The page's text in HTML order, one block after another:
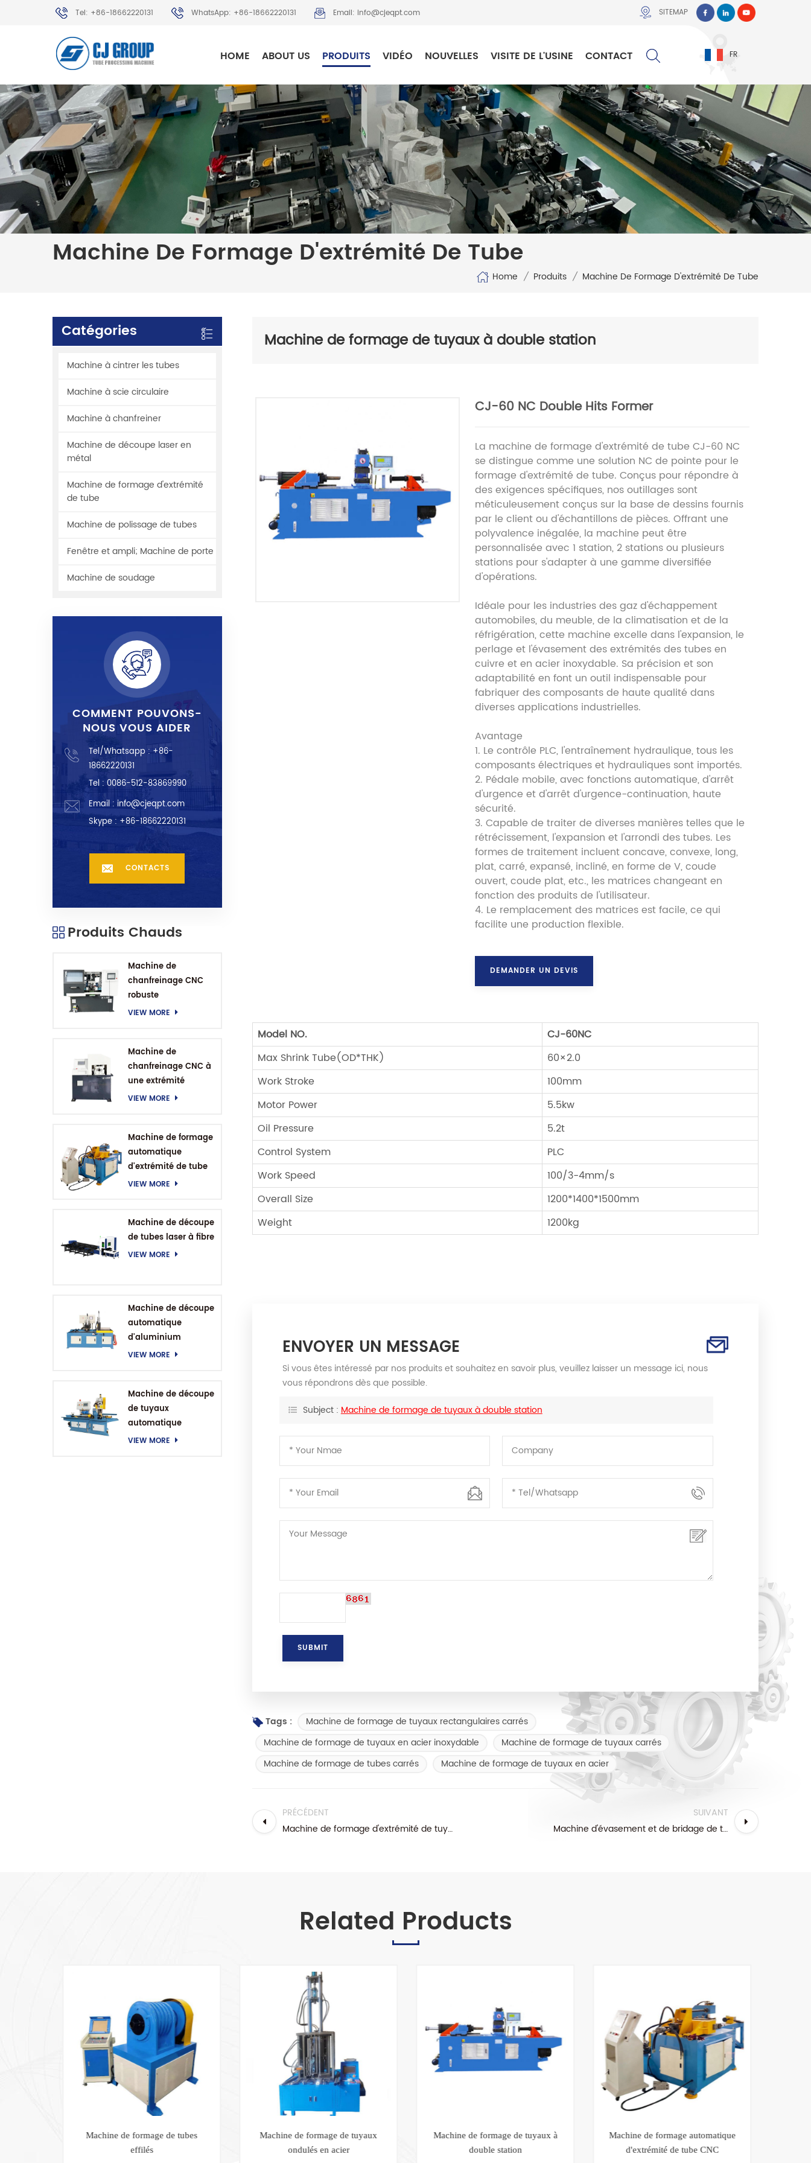
Tel: +86-18662220131 WhatsApp: +86-18662220131 Email: info@cjeqpt.com SITEMAP
FR
HOME ABOUT US PRODUITS VIDÉO NOUVELLES VISITE DE L'USINE CONTACT
Machine De Formage D'extrémité De Tube
Home / Produits / Machine De Formage D'extrémité De Tube
Catégories
Machine à cintrer les tubes
Machine à scie circulaire
Machine à chanfreiner
Machine de découpe laser en
métal
Machine de formage d'extrémité
de tube
Machine de polissage de tubes
Fenêtre et ampli; Machine de porte
Machine de soudage
COMMENT POUVONS-
NOUS VOUS AIDER
Tel/Whatsapp :+86-
18662220131
Tel : 0086-512-83869990
Email : info@cjeqpt.com
Skype : +86-18662220131
CONTACTS
Produits Chauds
Machine de
chanfreinage CNC
robuste
VIEW MORE
Machine de
chanfreinage CNC à
une extrémité
VIEW MORE
Machine de formage
automatique
d'extrémité de tube
CNC
VIEW MORE
Machine de découpe
de tubes laser à fibre
VIEW MORE
Machine de découpe
automatique
d'aluminium
VIEW MORE
Machine de découpe
de tuyaux
automatique
VIEW MORE
Machine de formage de tuyaux à double station
CJ-60 NC Double Hits Former
La machine de formage d'extrémité de tube CJ-60 NC
se distingue comme une solution NC de pointe pour le
formage d'extrémité de tube. Conçus pour répondre à
des exigences spécifiques, nos outillages sont
méticuleusement conçus sur la base de dessins fournis
par le client ou d'échantillons de pièces. Offrant une
polyvalence inégalée, la machine peut être
personnalisée avec 1 station, 2 stations ou plusieurs
stations pour s'adapter à une gamme diversifiée
d'opérations.
Idéale pour les industries des gaz d'échappement
automobiles, du meuble, de la climatisation et de la
réfrigération, cette machine excelle dans l'expansion, le
perlage et l'évasement des extrémités des tubes en
cuivre et en acier inoxydable. Sa précision et son
adaptabilité en font un outil indispensable pour
fabriquer des composants de haute qualité dans
diverses applications industrielles.
Avantage
1. Le contrôle PLC, l'entraînement hydraulique, tous les
composants électriques et hydrauliques sont importés.
2. Pédale mobile, avec fonctions automatique, d'arrêt
d'urgence et d'arrêt d'urgence-continuation, haute
sécurité.
3. Capable de traiter de diverses manières telles que le
rétrécissement, l'expansion et l'arrondi des tubes. Les
formes de traitement incluent concave, convexe, long,
plat, carré, expansé, incliné, en forme de V, coude
ouvert, coude plat, etc., les matrices changeant en
fonction des produits de l'utilisateur.
4. Le remplacement des matrices est facile, ce qui
facilite une production flexible.
DEMANDER UN DEVIS
Model NO. CJ-60NC
Max Shrink Tube(OD*THK)
60×2.0
Work Stroke
100mm
Motor Power
5.5kw
Oil Pressure
5.2t
Control System
PLC
Work Speed
100/3-4mm/s
Overall Size
1200*1400*1500mm
Weight
1200kg
ENVOYER UN MESSAGE
Si vous êtes intéressé par nos produits et souhaitez en savoir plus, veuillez laisser un message ici, nous
vous répondrons dès que possible.
Subject :Machine de formage de tuyaux à double station
Tags :
Machine de formage de tuyaux rectangulaires carrés
Machine de formage de tuyaux en acier inoxydable
Machine de formage de tuyaux carrés
Machine de formage de tubes carrés
Machine de formage de tuyaux en acier
PRÉCÉDENT
Machine de formage d'extrémité de tuyau à coup unique
SUIVANT
Machine d'évasement et de bridage de tubes à 3 coups
Related Products
Machine de formage de tubes
effilés
Machine de formage de tuyaux
ondulés en acier
Machine de formage de tuyaux à
double station
Machine de formage automatique
d'extrémité de tube CNC